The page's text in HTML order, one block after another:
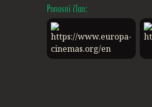
Ponosni član: